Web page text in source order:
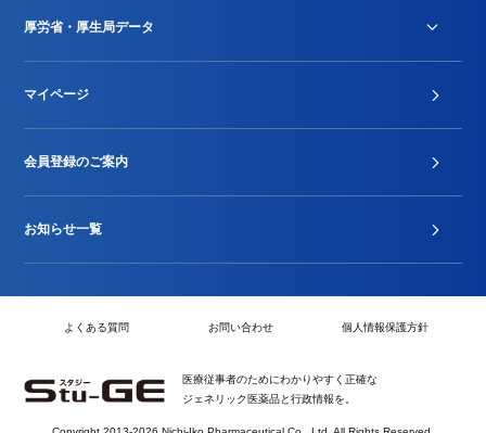
Stu-GEレポート
厚労省・厚生局データ
2024年度新設項目届出状況
マイページ
会員登録のご案内
お知らせ一覧
よくある質問 お問い合わせ 個人情報保護方針
医療従事者のためにわかりやすく正確な
ジェネリック医薬品と行政情報を。